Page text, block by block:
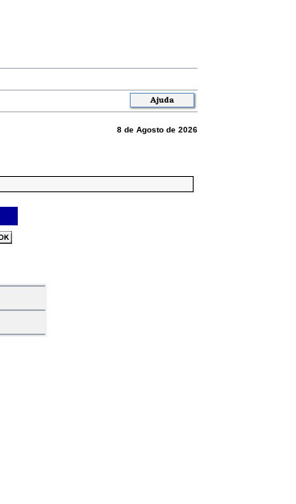
8 de Agosto de 2026